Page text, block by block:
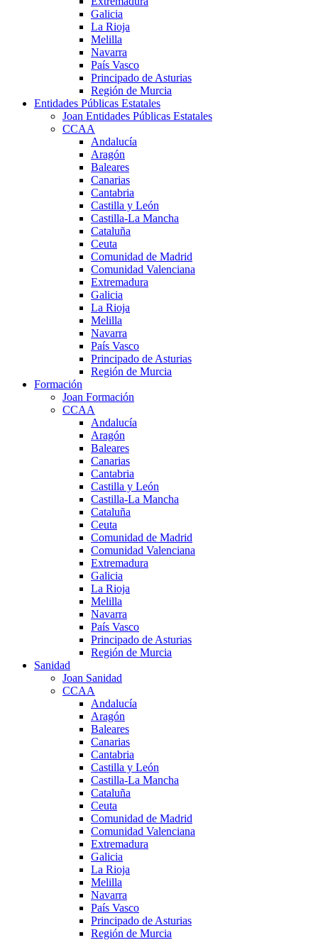
Galicia
La Rioja
Melilla
Navarra
País Vasco
Principado de Asturias
Región de Murcia
Entidades Públicas Estatales
Joan Entidades Públicas Estatales
CCAA
Andalucía
Aragón
Baleares
Canarias
Cantabria
Castilla y León
Castilla-La Mancha
Cataluña
Ceuta
Comunidad de Madrid
Comunidad Valenciana
Extremadura
Galicia
La Rioja
Melilla
Navarra
País Vasco
Principado de Asturias
Región de Murcia
Formación
Joan Formación
CCAA
Andalucía
Aragón
Baleares
Canarias
Cantabria
Castilla y León
Castilla-La Mancha
Cataluña
Ceuta
Comunidad de Madrid
Comunidad Valenciana
Extremadura
Galicia
La Rioja
Melilla
Navarra
País Vasco
Principado de Asturias
Región de Murcia
Sanidad
Joan Sanidad
CCAA
Andalucía
Aragón
Baleares
Canarias
Cantabria
Castilla y León
Castilla-La Mancha
Cataluña
Ceuta
Comunidad de Madrid
Comunidad Valenciana
Extremadura
Galicia
La Rioja
Melilla
Navarra
País Vasco
Principado de Asturias
Región de Murcia